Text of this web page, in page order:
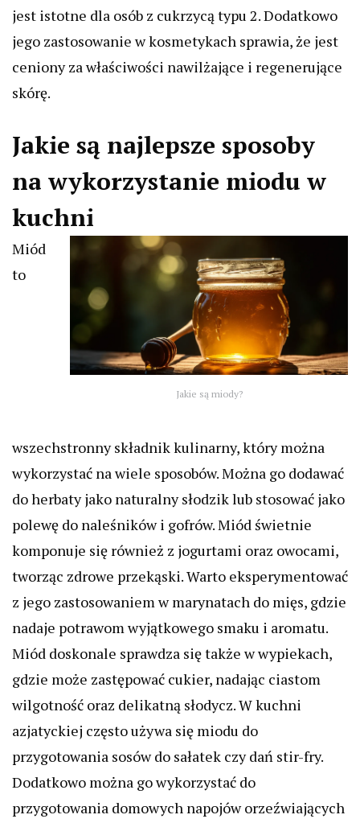
jest istotne dla osób z cukrzycą typu 2. Dodatkowo
jego zastosowanie w kosmetykach sprawia, że jest
ceniony za właściwości nawilżające i regenerujące
skórę.
Jakie są najlepsze sposoby
na wykorzystanie miodu w
kuchni
Jakie są miody?
Miód
to
wszechstronny składnik kulinarny, który można
wykorzystać na wiele sposobów. Można go dodawać
do herbaty jako naturalny słodzik lub stosować jako
polewę do naleśników i gofrów. Miód świetnie
komponuje się również z jogurtami oraz owocami,
tworząc zdrowe przekąski. Warto eksperymentować
z jego zastosowaniem w marynatach do mięs, gdzie
nadaje potrawom wyjątkowego smaku i aromatu.
Miód doskonale sprawdza się także w wypiekach,
gdzie może zastępować cukier, nadając ciastom
wilgotność oraz delikatną słodycz. W kuchni
azjatyckiej często używa się miodu do
przygotowania sosów do sałatek czy dań stir-fry.
Dodatkowo można go wykorzystać do
przygotowania domowych napojów orzeźwiających